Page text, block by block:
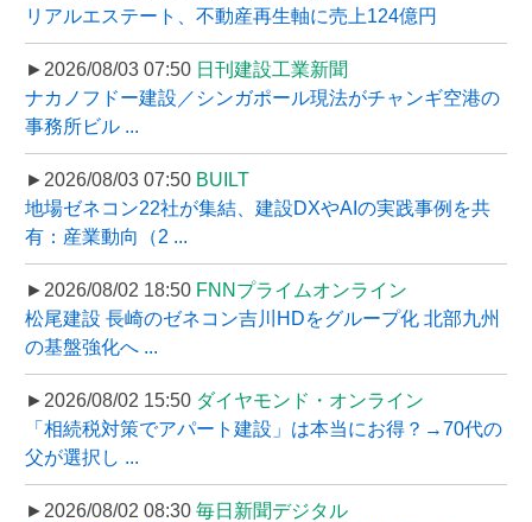
リアルエステート、不動産再生軸に売上124億円
►2026/08/03 07:50 日刊建設工業新聞
ナカノフドー建設／シンガポール現法がチャンギ空港の
事務所ビル ...
►2026/08/03 07:50 BUILT
地場ゼネコン22社が集結、建設DXやAIの実践事例を共
有：産業動向（2 ...
►2026/08/02 18:50 FNNプライムオンライン
松尾建設 長崎のゼネコン吉川HDをグループ化 北部九州
の基盤強化へ ...
►2026/08/02 15:50 ダイヤモンド・オンライン
「相続税対策でアパート建設」は本当にお得？→70代の
父が選択し ...
►2026/08/02 08:30 毎日新聞デジタル